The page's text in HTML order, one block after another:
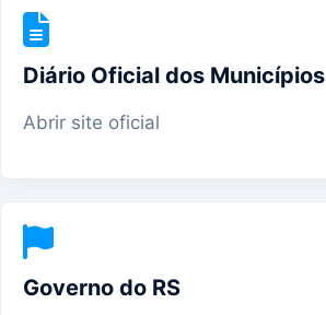
Diário Oficial dos Municípios
Abrir site oficial
Governo do RS